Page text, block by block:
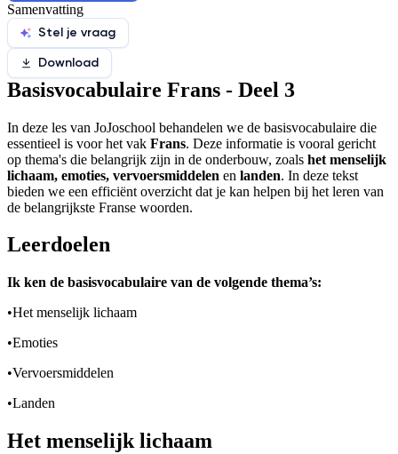
Samenvatting
Stel je vraag
Download
Basisvocabulaire Frans - Deel 3
In deze les van JoJoschool behandelen we de basisvocabulaire die
essentieel is voor het vak Frans. Deze informatie is vooral gericht
op thema's die belangrijk zijn in de onderbouw, zoals het menselijk
lichaam, emoties, vervoersmiddelen en landen. In deze tekst
bieden we een efficiënt overzicht dat je kan helpen bij het leren van
de belangrijkste Franse woorden.
Leerdoelen
Ik ken de basisvocabulaire van de volgende thema’s:
•Het menselijk lichaam
•Emoties
•Vervoersmiddelen
•Landen
Het menselijk lichaam